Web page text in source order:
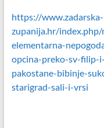
https://www.zadarska-
zupanija.hr/
elementarna-
opcina-preko-sv-filip-
pakostane-bibinje-
starigrad-sali-i-vrsi